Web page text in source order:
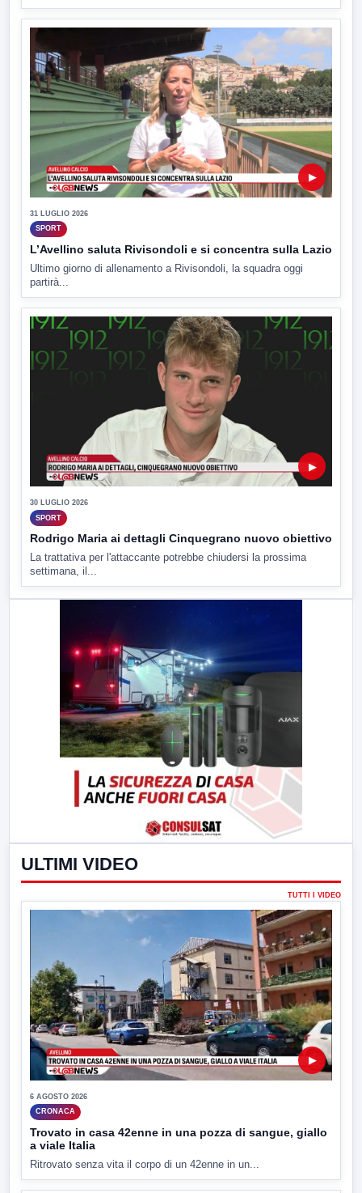
▶
31 LUGLIO 2026
SPORT
L’Avellino saluta Rivisondoli e si concentra sulla Lazio
Ultimo giorno di allenamento a Rivisondoli, la squadra oggi
partirà...
▶
30 LUGLIO 2026
SPORT
Rodrigo Maria ai dettagli Cinquegrano nuovo obiettivo
La trattativa per l'attaccante potrebbe chiudersi la prossima
settimana, il...
ULTIMI VIDEO
TUTTI I VIDEO
▶
6 AGOSTO 2026
CRONACA
Trovato in casa 42enne in una pozza di sangue, giallo
a viale Italia
Ritrovato senza vita il corpo di un 42enne in un...